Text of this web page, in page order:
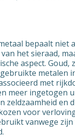
bepaalt niet
het sieraad,
aspect. Goud,
metalen
met
meer ingetogen
zeldzaamheid en
voor
vanwege